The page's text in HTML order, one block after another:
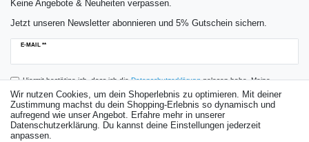
Keine Angebote & Neuheiten verpassen.
Jetzt unseren Newsletter abonnieren und 5% Gutschein sichern.
E-MAIL **
Newsletter
Hiermit bestätige ich, dass ich dieDaten­schutz­erklärunggelesen habe. Meine
Einwilligung kann ich jederzeit widerrufen.**
Abonnieren
Wir nutzen Cookies, um dein Shoperlebnis zu optimieren. Mit deiner
Zustimmung machst du dein Shopping-Erlebnis so dynamisch und
aufregend wie unser Angebot. Erfahre mehr in unserer
Datenschutzerklärung. Du kannst deine Einstellungen jederzeit
anpassen.